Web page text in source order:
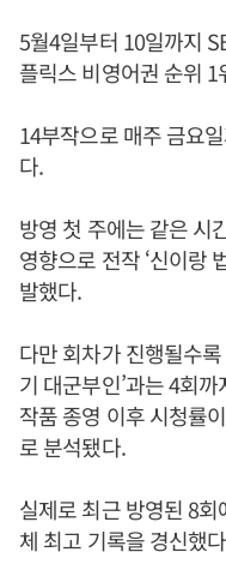
5월4일부터 10일까지
플릭스 비영어권 순위
14부작으로 매주 금요
다.
방영 첫 주에는 같은 시
영향으로 전작 ‘신이랑
발했다.
다만 회차가 진행될수
기 대군부인’과는 4회
작품 종영 이후 시청률
로 분석됐다.
실제로 최근 방영된 8
체 최고 기록을 경신했